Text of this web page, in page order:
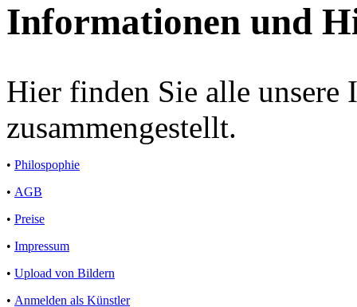
Informationen und
Hier finden Sie alle
zusammengestellt.
• Philospophie
• AGB
• Preise
• Impressum
• Upload von Bildern
• Anmelden als Künstler